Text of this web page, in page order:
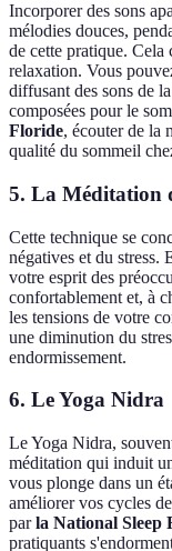
Incorporer des sons
mélodies douces,
de cette pratique. Cela
relaxation. Vous
diffusant des sons de
composées pour le
Floride, écouter de la
qualité du sommeil
5. La Méditation
Cette technique se
négatives et du stress.
votre esprit des
confortablement et, à
les tensions de votre
une diminution du
endormissement.
6. Le Yoga Nidra
Le Yoga Nidra,
méditation qui induit
vous plonge dans un
améliorer vos cycles
parla National Sleep
pratiquants